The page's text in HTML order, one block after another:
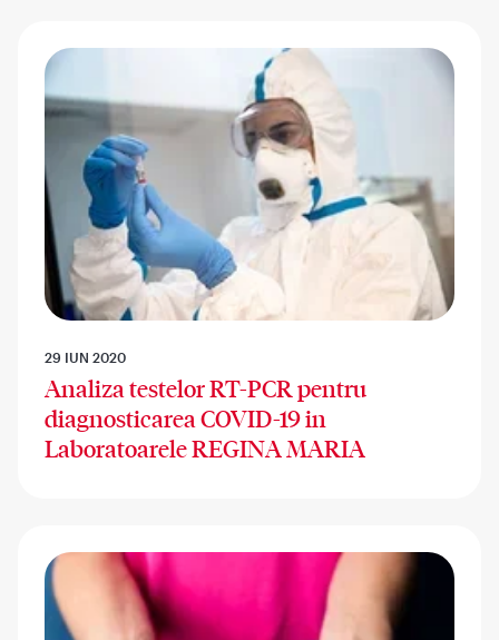
29 IUN 2020
Analiza testelor RT-PCR pentru
diagnosticarea COVID-19 in
Laboratoarele REGINA MARIA